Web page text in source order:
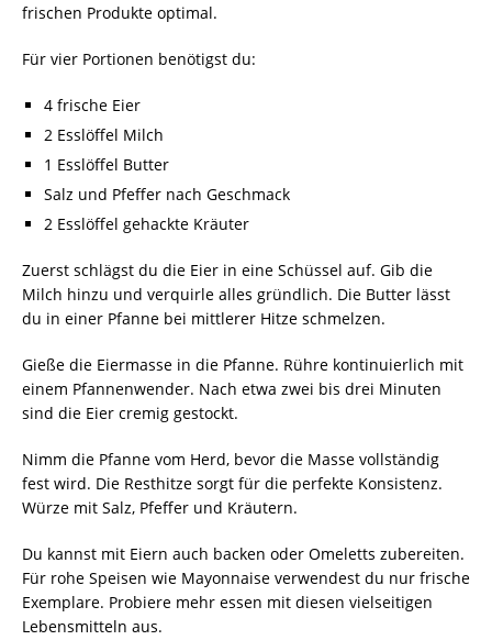
frischen Produkte optimal.
Für vier Portionen benötigst du:
4 frische Eier
2 Esslöffel Milch
1 Esslöffel Butter
Salz und Pfeffer nach Geschmack
2 Esslöffel gehackte Kräuter
Zuerst schlägst du die Eier in eine Schüssel auf. Gib die
Milch hinzu und verquirle alles gründlich. Die Butter lässt
du in einer Pfanne bei mittlerer Hitze schmelzen.
Gieße die Eiermasse in die Pfanne. Rühre kontinuierlich mit
einem Pfannenwender. Nach etwa zwei bis drei Minuten
sind die Eier cremig gestockt.
Nimm die Pfanne vom Herd, bevor die Masse vollständig
fest wird. Die Resthitze sorgt für die perfekte Konsistenz.
Würze mit Salz, Pfeffer und Kräutern.
Du kannst mit Eiern auch backen oder Omeletts zubereiten.
Für rohe Speisen wie Mayonnaise verwendest du nur frische
Exemplare. Probiere mehr essen mit diesen vielseitigen
Lebensmitteln aus.